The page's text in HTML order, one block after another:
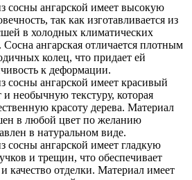
сосны ангарской имеет высокую
так как изготавливается из
в холодных климатических
ангарская отличается плотным
колец, что придает ей
к деформации.
сосны ангарской имеет красивый
необычную текстуру, которая
красоту дерева. Материал
в любой цвет по желанию
в натуральном виде.
сосны ангарской имеет гладкую
и трещин, что обеспечивает
качество отделки. Материал имеет